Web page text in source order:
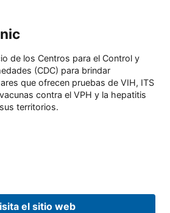
de los Centros para el Control y
(CDC) para brindar
que ofrecen pruebas de VIH, ITS
contra el VPH y la hepatitis
territorios.
el sitio web